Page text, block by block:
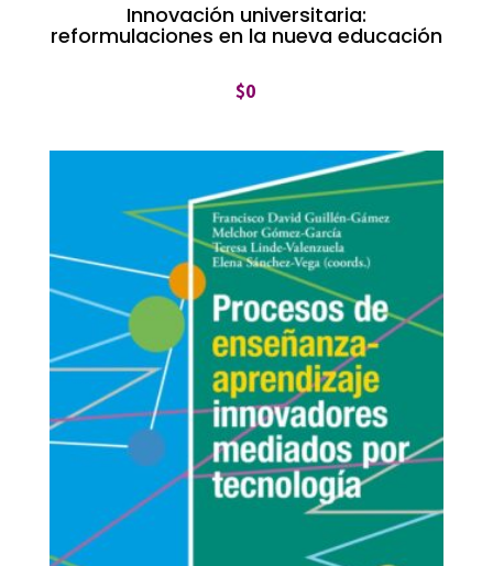
Innovación universitaria:
reformulaciones en la nueva educación
$0